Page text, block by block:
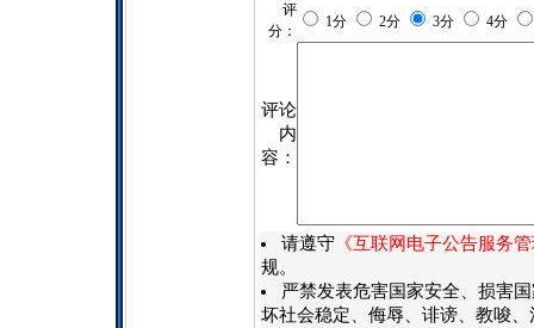
评
分：
1分 2分 3分 4分
评论
内
容：
请遵守 《互联网电子公告服务
规。
严禁发表危害国家安全、损害
坏社会稳定、侮辱、诽谤、教唆